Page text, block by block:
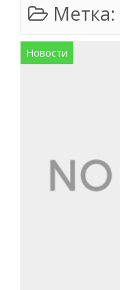
Метка:
Новости